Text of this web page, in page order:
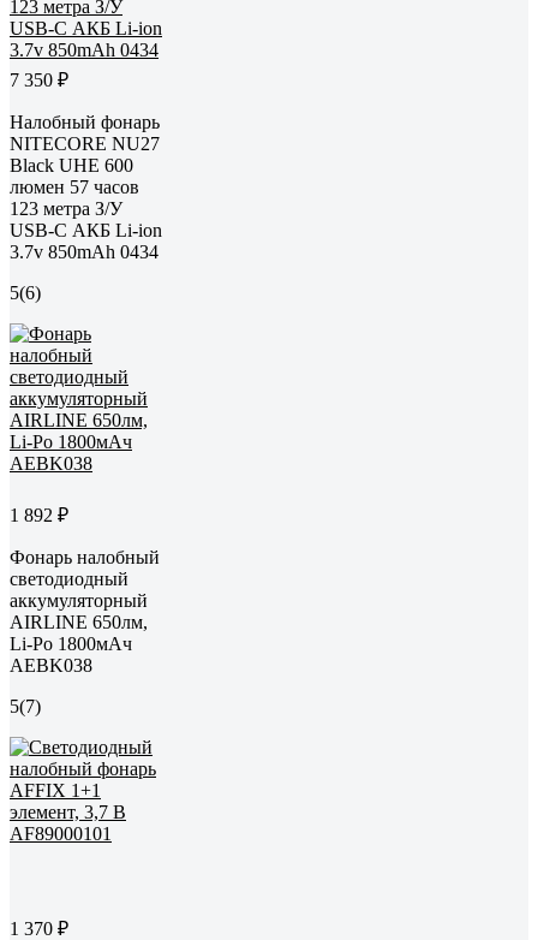
7 350 ₽
Налобный фонарь
NITECORE NU27
Black UHE 600
люмен 57 часов
123 метра З/У
USB-C АКБ Li-ion
3.7v 850mAh 0434
5(6)
1 892 ₽
Фонарь налобный
светодиодный
аккумуляторный
AIRLINE 650лм,
Li-Po 1800мАч
AEBK038
5(7)
1 370 ₽